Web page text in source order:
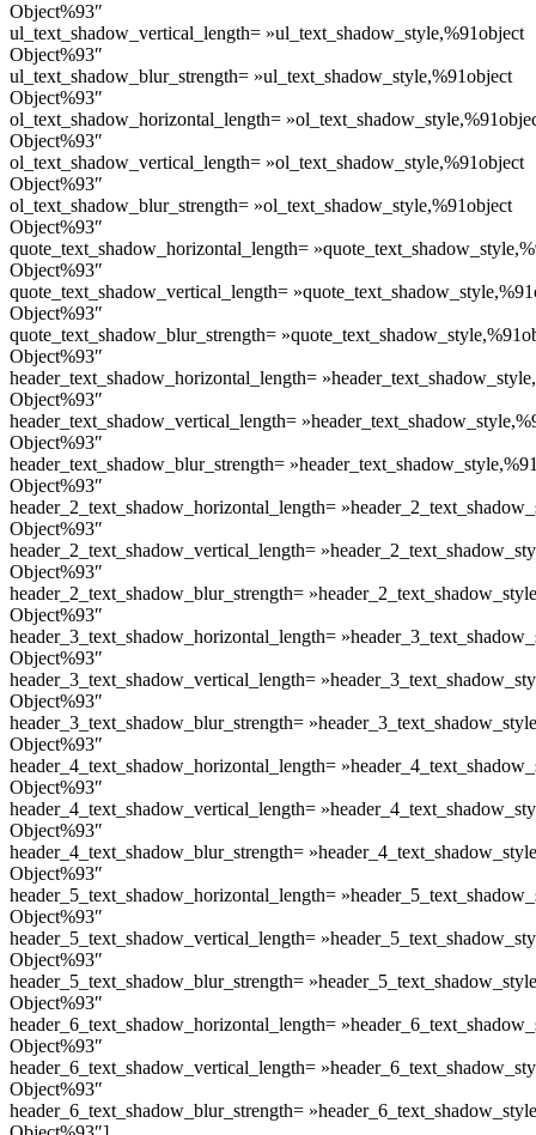
Object%93″
ul_text_shadow_vertical_length= »ul_text_shadow_style,%91object
Object%93″
ul_text_shadow_blur_strength= »ul_text_shadow_style,%91object
Object%93″
ol_text_shadow_horizontal_length=
Object%93″
ol_text_shadow_vertical_length= »ol_text_shadow_style,%91object
Object%93″
ol_text_shadow_blur_strength= »ol_text_shadow_style,%91object
Object%93″
quote_text_shadow_horizontal_length=
Object%93″
quote_text_shadow_vertical_length=
Object%93″
quote_text_shadow_blur_strength=
Object%93″
header_text_shadow_horizontal_length=
Object%93″
header_text_shadow_vertical_length=
Object%93″
header_text_shadow_blur_strength=
Object%93″
header_2_text_shadow_horizontal_length=
Object%93″
header_2_text_shadow_vertical_length=
Object%93″
header_2_text_shadow_blur_strength=
Object%93″
header_3_text_shadow_horizontal_length=
Object%93″
header_3_text_shadow_vertical_length=
Object%93″
header_3_text_shadow_blur_strength=
Object%93″
header_4_text_shadow_horizontal_length=
Object%93″
header_4_text_shadow_vertical_length=
Object%93″
header_4_text_shadow_blur_strength=
Object%93″
header_5_text_shadow_horizontal_length=
Object%93″
header_5_text_shadow_vertical_length=
Object%93″
header_5_text_shadow_blur_strength=
Object%93″
header_6_text_shadow_horizontal_length=
Object%93″
header_6_text_shadow_vertical_length=
Object%93″
header_6_text_shadow_blur_strength=